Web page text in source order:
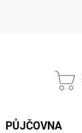
PŮJČOVNA